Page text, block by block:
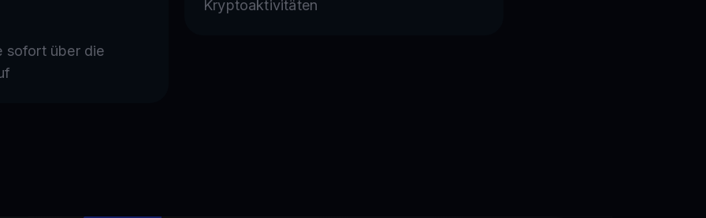
sofort über die
Kryptoaktivitäten